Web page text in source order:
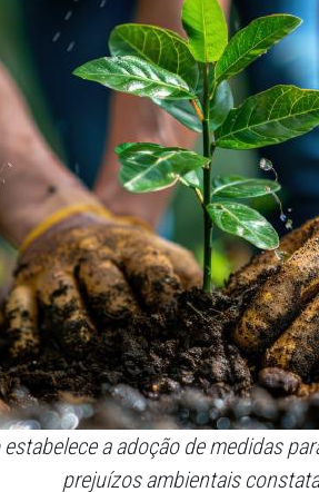
a adoção de medidas
prejuízos ambientais